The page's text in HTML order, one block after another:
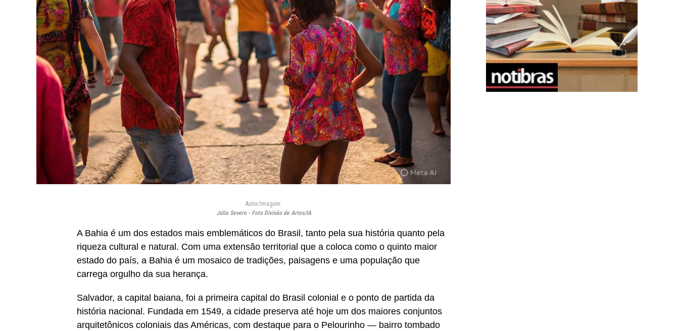
Autor/Imagem:
Júlia Severo - Foto Divisão de Artes/IA
A Bahia é um dos estados mais emblemáticos do Brasil, tanto pela sua história quanto pela
riqueza cultural e natural. Com uma extensão territorial que a coloca como o quinto maior
estado do país, a Bahia é um mosaico de tradições, paisagens e uma população que
carrega orgulho da sua herança.
Salvador, a capital baiana, foi a primeira capital do Brasil colonial e o ponto de partida da
história nacional. Fundada em 1549, a cidade preserva até hoje um dos maiores conjuntos
arquitetônicos coloniais das Américas, com destaque para o Pelourinho — bairro tombado